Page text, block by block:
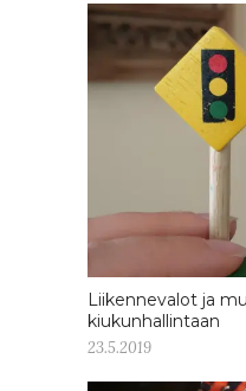
Liikennevalot ja
kiukunhallintaan
23.5.2019